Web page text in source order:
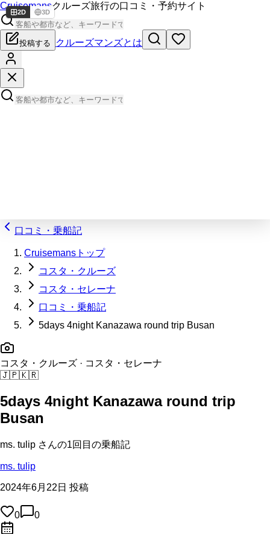
Cruisemansクルーズ旅行の口コミ・予約サイト
投稿する クルーズマンズとは
口コミ・乗船記
Cruisemansトップ
コスタ・クルーズ
コスタ・セレーナ
口コミ・乗船記
5days 4night Kanazawa round trip Busan
コスタ・クルーズ · コスタ・セレーナ
🇯🇵🇰🇷
5days 4night Kanazawa round trip
Busan
ms. tulip さんの1回目の乗船記
ms. tulip
2024年6月22日 投稿
0 0
2D 3D